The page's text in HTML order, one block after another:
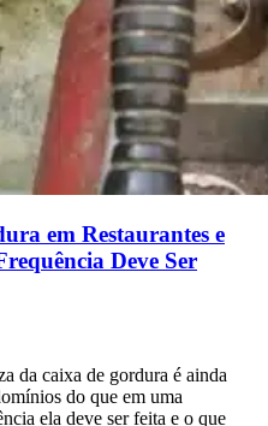
em Restaurantes e
Deve Ser
da caixa de gordura é ainda
do que em uma
ela deve ser feita e o que